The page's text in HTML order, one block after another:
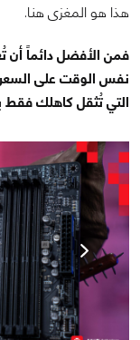
هذا هو المغزى هنا.
فمن الأفضل دائماً أن
نفس الوقت على السعر
التي تُثقل كاهلك فقط